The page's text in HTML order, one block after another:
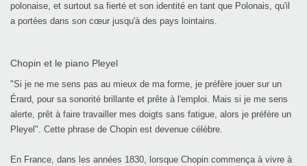
polonaise, et surtout sa fierté et son identité en tant que Polonais, qu'il
a portées dans son cœur jusqu'à des pays lointains.
Chopin et le piano Pleyel
"Si je ne me sens pas au mieux de ma forme, je préfère jouer sur un
Érard, pour sa sonorité brillante et prête à l'emploi. Mais si je me sens
alerte, prêt à faire travailler mes doigts sans fatigue, alors je préfère un
Pleyel". Cette phrase de Chopin est devenue célèbre.
En France, dans les années 1830, lorsque Chopin commença à vivre à